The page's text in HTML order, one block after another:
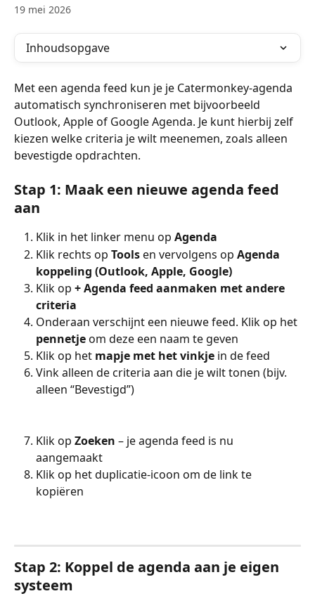
19 mei 2026
Inhoudsopgave
Met een agenda feed kun je je Catermonkey-agenda
automatisch synchroniseren met bijvoorbeeld
Outlook, Apple of Google Agenda. Je kunt hierbij zelf
kiezen welke criteria je wilt meenemen, zoals alleen
bevestigde opdrachten.
Stap 1: Maak een nieuwe agenda feed
aan
Klik in het linker menu op Agenda
Klik rechts op Tools en vervolgens op Agenda
koppeling (Outlook, Apple, Google)
Klik op + Agenda feed aanmaken met andere
criteria
Onderaan verschijnt een nieuwe feed. Klik op het
pennetje om deze een naam te geven
Klik op het mapje met het vinkje in de feed
Vink alleen de criteria aan die je wilt tonen (bijv.
alleen “Bevestigd”)
Klik op Zoeken – je agenda feed is nu
aangemaakt
Klik op het duplicatie-icoon om de link te
kopiëren
Stap 2: Koppel de agenda aan je eigen
systeem